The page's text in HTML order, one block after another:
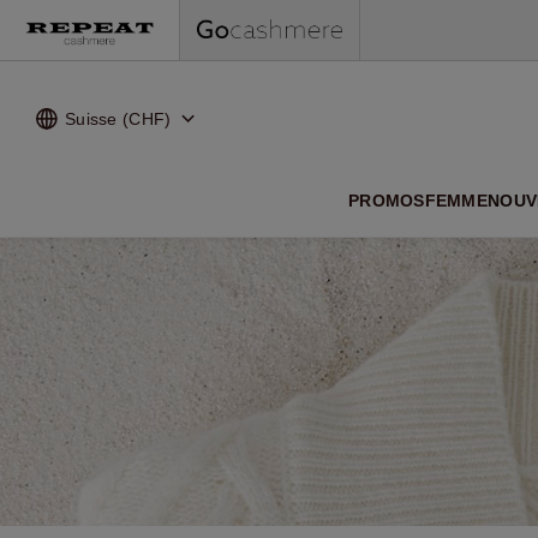
Suisse (CHF)
PROMOSFEMME